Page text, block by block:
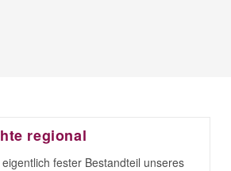
regional
fester Bestandteil unseres